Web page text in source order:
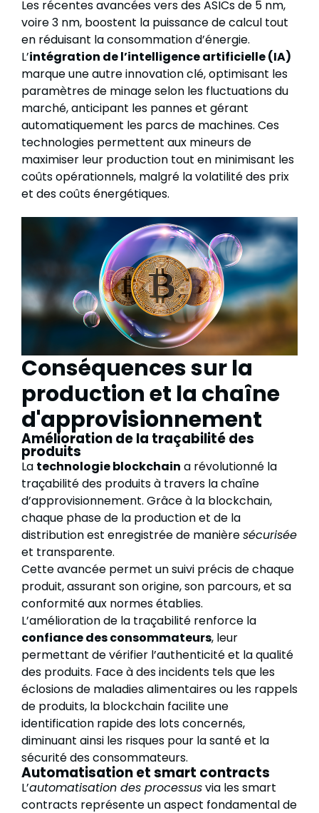
Les récentes avancées vers des ASICs de 5 nm,
voire 3 nm, boostent la puissance de calcul tout
en réduisant la consommation d’énergie.
L’intégration de l’intelligence artificielle (IA)
marque une autre innovation clé, optimisant les
paramètres de minage selon les fluctuations du
marché, anticipant les pannes et gérant
automatiquement les parcs de machines. Ces
technologies permettent aux mineurs de
maximiser leur production tout en minimisant les
coûts opérationnels, malgré la volatilité des prix
et des coûts énergétiques.
Conséquences sur la
production et la chaîne
d'approvisionnement
Amélioration de la traçabilité des
produits
La technologie blockchain a révolutionné la
traçabilité des produits à travers la chaîne
d’approvisionnement. Grâce à la blockchain,
chaque phase de la production et de la
distribution est enregistrée de manièresécurisée
et transparente.
Cette avancée permet un suivi précis de chaque
produit, assurant son origine, son parcours, et sa
conformité aux normes établies.
L’amélioration de la traçabilité renforce la
confiance des consommateurs, leur
permettant de vérifier l’authenticité et la qualité
des produits. Face à des incidents tels que les
éclosions de maladies alimentaires ou les rappels
de produits, la blockchain facilite une
identification rapide des lots concernés,
diminuant ainsi les risques pour la santé et la
sécurité des consommateurs.
Automatisation et smart contracts
L’automatisation des processusvia les smart
contracts représente un aspect fondamental de